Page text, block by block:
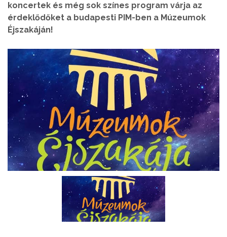
koncertek és még sok színes program várja az
érdeklődőket a budapesti PIM-ben a Múzeumok
Éjszakáján!